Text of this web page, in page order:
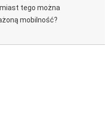
tego można
mobilność?